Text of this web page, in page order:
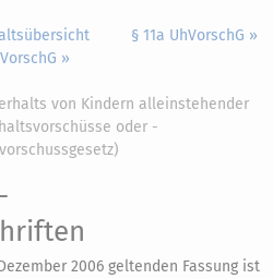
»
§ 11a UhVorschG »
von Kindern alleinstehender
oder -
2006 geltenden Fassung ist